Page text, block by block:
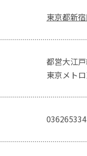
東京都新
都営大江
東京メト